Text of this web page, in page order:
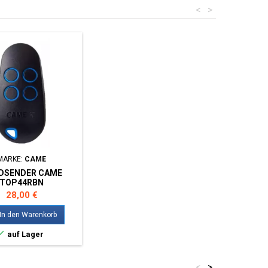
>
<
CAME
CAME
TOP44RBN
Preis
28,00 €
In den Warenkorb
auf Lager